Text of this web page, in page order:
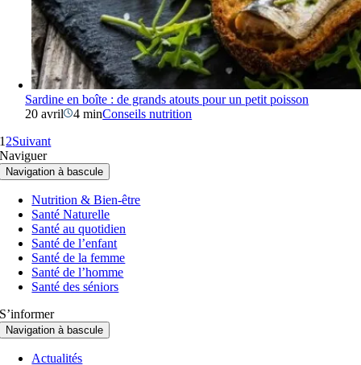
Sardine en boîte : de grands atouts pour un petit poisson
20 avril
4 minConseils nutrition
1 2Suivant
Naviguer
Navigation à bascule
Nutrition & Bien-être
Santé Naturelle
Santé au quotidien
Santé de l’enfant
Santé de la femme
Santé de l’homme
Santé des séniors
S’informer
Navigation à bascule
Actualités